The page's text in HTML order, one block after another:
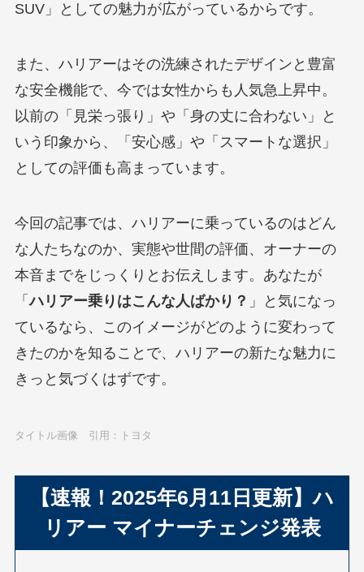
SUV」としての魅力が広がっているからです。
また、ハリアーはその洗練されたデザインと豊富
な安全機能で、今では女性からも人気急上昇中。
以前の「見栄っ張り」や「身の丈に合わない」と
いう印象から、「安心感」や「スマートな選択」
としての評価も高まっています。
今回の記事では、ハリアーに乗っているのはどん
な人たちなのか、実態や世間の評価、オーナーの
本音までをじっくりとお伝えします。あなたが
「ハリアー乗りはこんな人ばかり？ 」と気になっ
ているなら、このイメージがどのように変わって
きたのかを知ることで、ハリアーの新たな魅力に
きっと気づくはずです。
タイトル画像 引用：トヨタ
【速報！2025年6月11日更新】ハ
リアー マイナーチェンジ発表